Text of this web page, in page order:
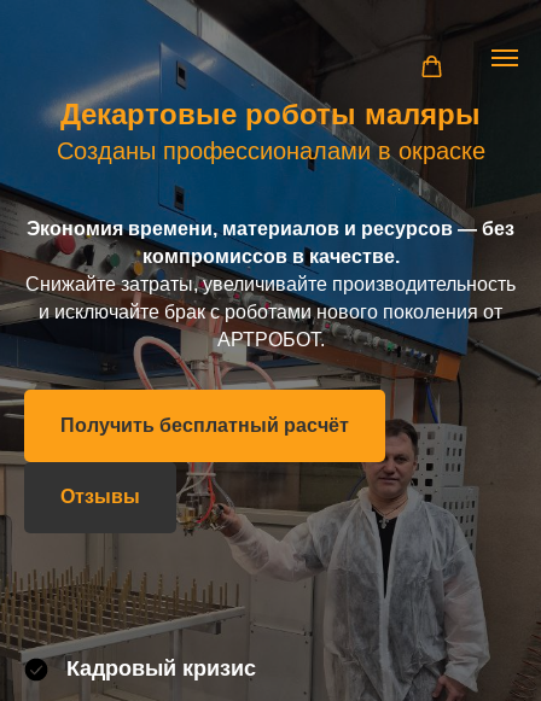
Декартовые роботы маляры
Созданы профессионалами в окраске
Экономия времени, материалов и ресурсов — без
компромиссов в качестве.
Снижайте затраты, увеличивайте производительность
и исключайте брак с роботами нового поколения от
АРТРОБОТ.
Получить бесплатный расчёт
Отзывы
Кадровый кризис